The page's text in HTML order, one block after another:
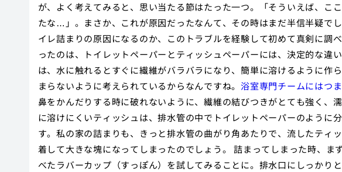
が、よく考えてみると、思い当たる節はたった一つ。「そういえば、こ
たな…」。まさか、これが原因だったなんて、その時はまだ半信半疑で
イレ詰まりの原因になるのか、このトラブルを経験して初めて真剣に調べ
ったのは、トイレットペーパーとティッシュペーパーには、決定的な違
は、水に触れるとすぐに繊維がバラバラになり、簡単に溶けるように作
まらないように考えられているからなんですね。 浴室専門チームにはつ
鼻をかんだりする時に破れないように、繊維の結びつきがとても強く、
に溶けにくいティッシュは、排水管の中でトイレットペーパーのように
す。私の家の詰まりも、きっと排水管の曲がり角あたりで、流したティ
着して大きな塊になってしまったのでしょう。 詰まってしまった時、
べたラバーカップ（すっぽん）を試してみることに。排水口にしっかり